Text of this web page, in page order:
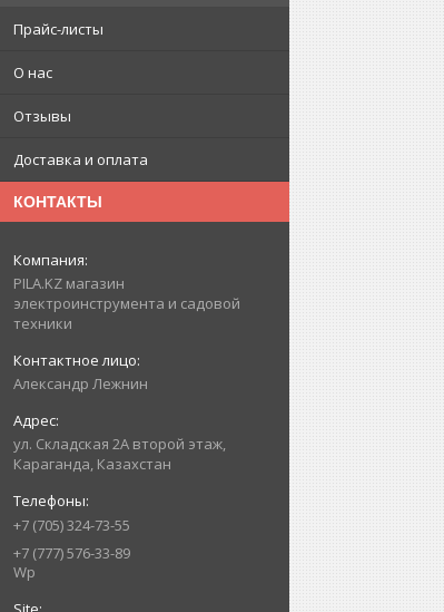
Прайс-листы
О нас
Отзывы
Доставка и оплата
КОНТАКТЫ
PILA.KZ магазин
электроинструмента и садовой
техники
Александр Лежнин
ул. Складская 2А второй этаж,
Караганда, Казахстан
+7 (705) 324-73-55
+7 (777) 576-33-89
Wp